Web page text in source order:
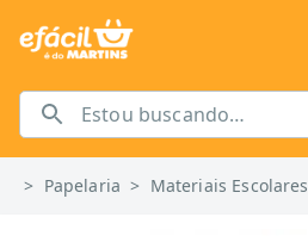
> Papelaria > Materiais Escolares